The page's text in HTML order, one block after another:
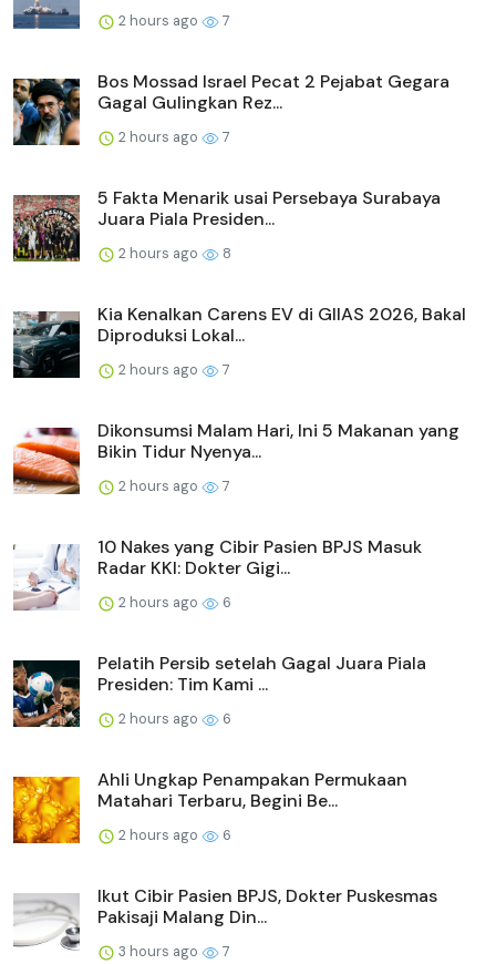
2 hours ago 7
Bos Mossad Israel Pecat 2 Pejabat Gegara
Gagal Gulingkan Rez...
2 hours ago 7
5 Fakta Menarik usai Persebaya Surabaya
Juara Piala Presiden...
2 hours ago 8
Kia Kenalkan Carens EV di GIIAS 2026, Bakal
Diproduksi Lokal...
2 hours ago 7
Dikonsumsi Malam Hari, Ini 5 Makanan yang
Bikin Tidur Nyenya...
2 hours ago 7
10 Nakes yang Cibir Pasien BPJS Masuk
Radar KKI: Dokter Gigi...
2 hours ago 6
Pelatih Persib setelah Gagal Juara Piala
Presiden: Tim Kami ...
2 hours ago 6
Ahli Ungkap Penampakan Permukaan
Matahari Terbaru, Begini Be...
2 hours ago 6
Ikut Cibir Pasien BPJS, Dokter Puskesmas
Pakisaji Malang Din...
3 hours ago 7